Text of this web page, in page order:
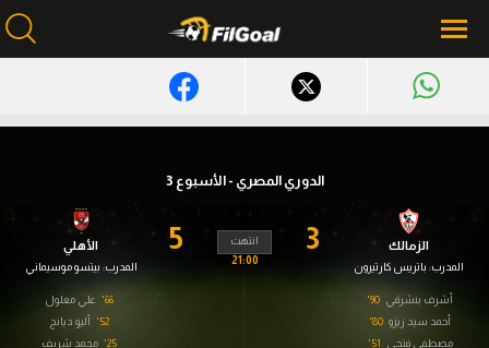
أخبار
مباريات
ميركاتو
الدوري المصري - الأسبوع 3
الزمالك
المدرب: باتريس كارتيرون
أشرف بنشرقي 90'
أحمد سيد زيزو 80'
مصطفى فتحي
51'
3
انتهت
21:00
الأهلي
المدرب: بيتسو موسيماني
66'
علي معلول
52'
أليو ديانج
25'
محمد شريف
5